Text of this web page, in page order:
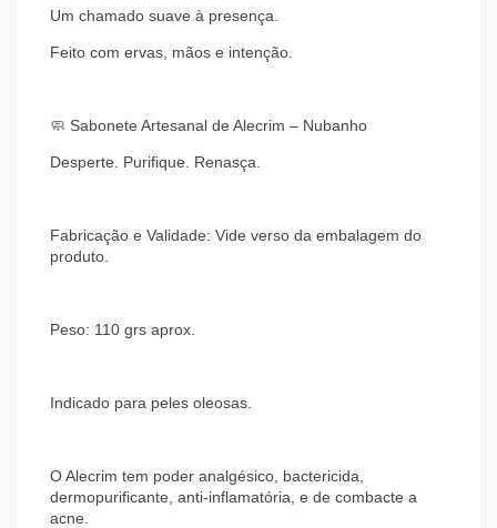
Um chamado suave à presença.
Feito com ervas, mãos e intenção.
🧼 Sabonete Artesanal de Alecrim – Nubanho
Desperte. Purifique. Renasça.
Fabricação e Validade: Vide verso da embalagem do
produto.
Peso: 110 grs aprox.
Indicado para peles oleosas.
O Alecrim tem poder analgésico, bactericida,
dermopurificante, anti-inflamatória, e de combacte a
acne.